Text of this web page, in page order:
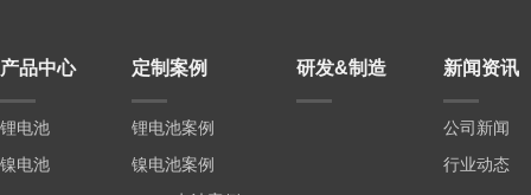
产品中心
锂电池
镍电池
定制案例
锂电池案例
镍电池案例
研发&制造 新闻资讯
公司新闻
行业动态